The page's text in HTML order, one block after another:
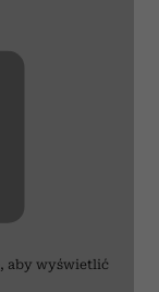
, aby wyświetlić